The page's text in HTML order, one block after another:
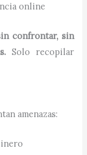
online
confrontar, sin
Solo recopilar
amenazas: